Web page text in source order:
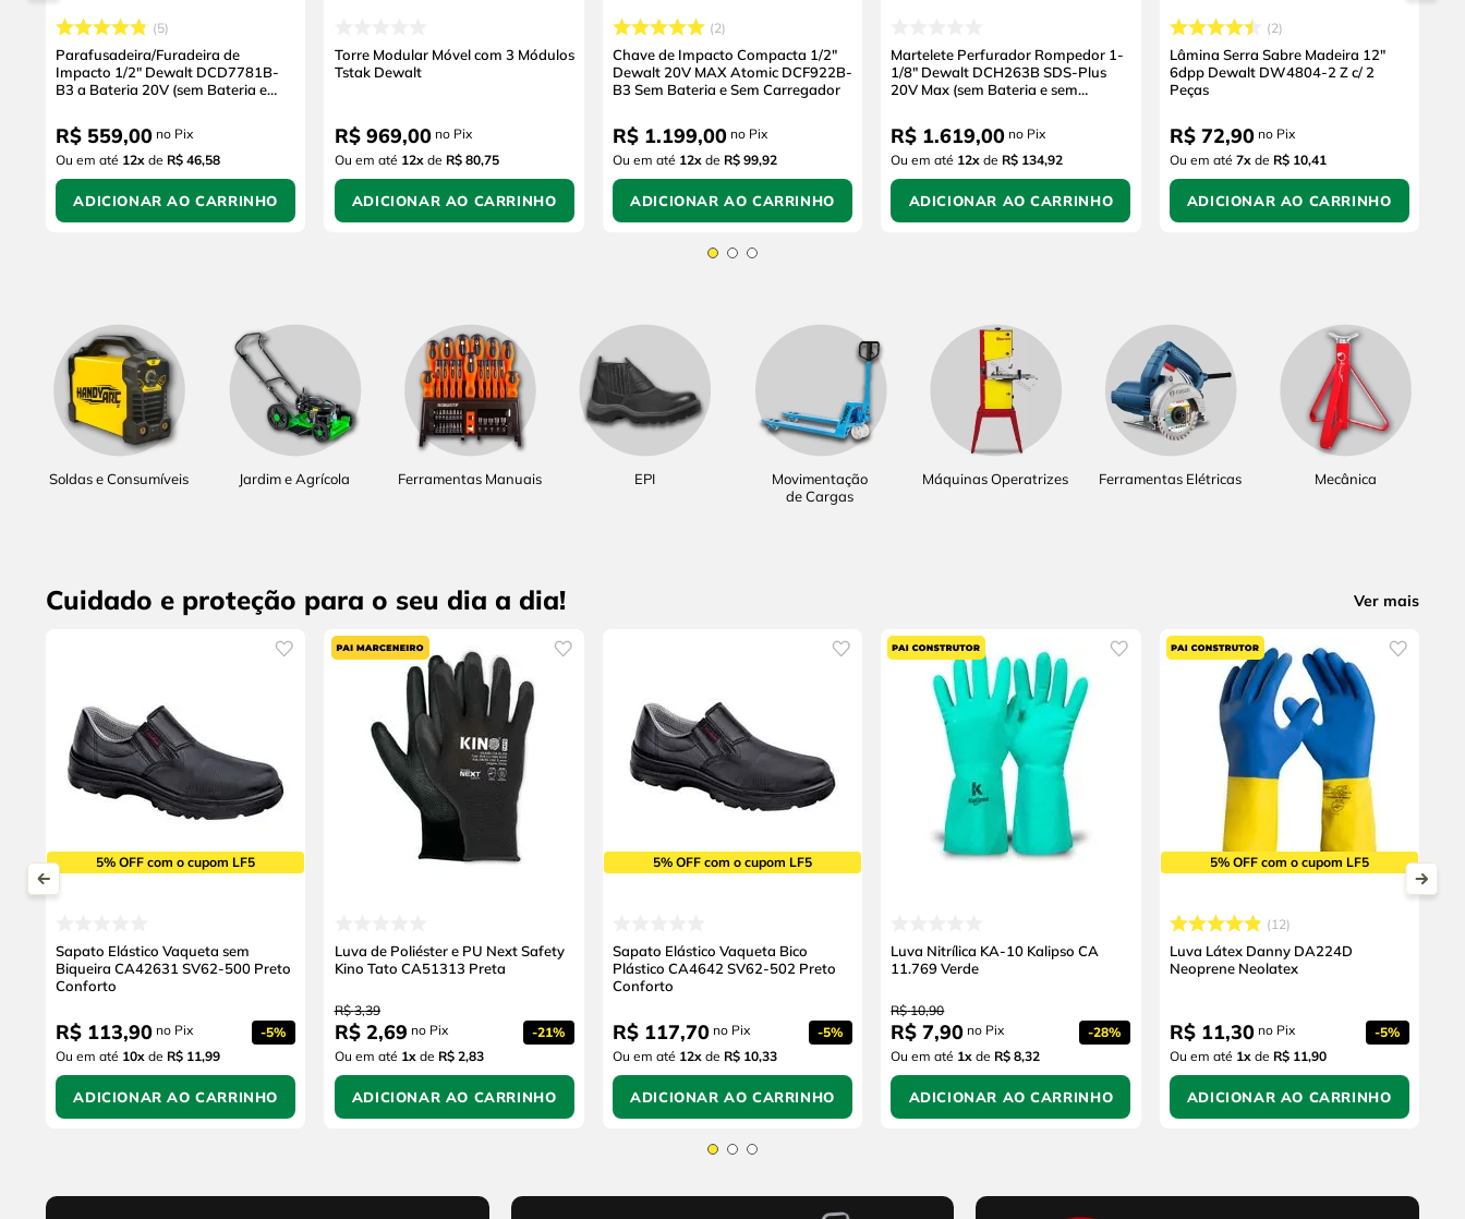
5
Parafusadeira/Furadeira de
Impacto 1/2" Dewalt DCD7781B-
B3 a Bateria 20V (sem Bateria e
R$ 559,00 no Pix
Ou em até 12x de R$ 46,58
ADICIONAR AO CARRINHO
Torre Modular Móvel com 3 Módulos
Tstak Dewalt
R$ 969,00no Pix
Ou em até 12xde R$ 80,75
ADICIONAR AO CARRINHO
2
Chave de Impacto Compacta 1/2"
Dewalt 20V MAX Atomic DCF922B-
B3 Sem Bateria e Sem Carregador
R$ 1.199,00no Pix
Ou em até 12xde R$ 99,92
ADICIONAR AO CARRINHO
Martelete Perfurador Rompedor 1-
1/8" Dewalt DCH263B SDS-Plus
20V Max (sem Bateria e sem
R$ 1.619,00 no Pix
Ou em até 12x de R$ 134,92
ADICIONAR AO CARRINHO
2
Lâmina Serra Sabre Madeira 12"
6dpp Dewalt DW4804-2 Z c/ 2
Peças
R$ 72,90no Pix
Ou em até 7xde R$ 10,41
ADICIONAR AO CARRINHO
Soldas e Consumíveis Jardim e Agrícola Ferramentas Manuais EPI
Movimentação
de Cargas
Máquinas Operatrizes Ferramentas Elétricas Mecânica
Cuidado e proteção para o seu dia a dia! Ver mais
5% OFF com o cupom LF5
Sapato Elástico Vaqueta sem
Biqueira CA42631 SV62-500 Preto
Conforto
R$ 113,90 no Pix -5%
Ou em até 10x de R$ 11,99
ADICIONAR AO CARRINHO
Luva de Poliéster e PU Next Safety
Kino Tato CA51313 Preta
R$ 3,39
R$ 2,69 no Pix -21%
Ou em até 1xde R$ 2,83
ADICIONAR AO CARRINHO
5% OFF com o cupom LF5
Sapato Elástico Vaqueta Bico
Plástico CA4642 SV62-502 Preto
Conforto
R$ 117,70no Pix -5%
Ou em até 12xde R$ 10,33
ADICIONAR AO CARRINHO
Luva Nitrílica KA-10 Kalipso CA
11.769 Verde
R$ 10,90
R$ 7,90 no Pix -28%
Ou em até 1x de R$ 8,32
ADICIONAR AO CARRINHO
5% OFF com o cupom LF5
12
Luva Látex Danny DA224D
Neoprene Neolatex
R$ 11,30no Pix -5%
Ou em até 1xde R$ 11,90
ADICIONAR AO CARRINHO